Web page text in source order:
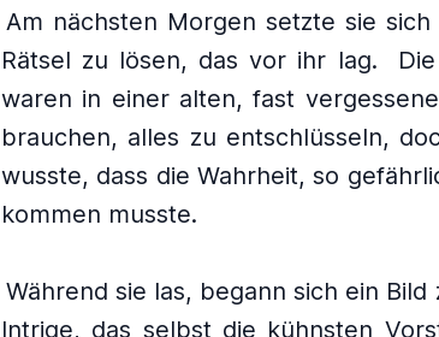
Am nächsten Morgen setzte sie
Rätsel zu lösen, das vor ihr lag.
waren in einer alten, fast
brauchen, alles zu entschlüsseln,
wusste, dass die Wahrheit, so
kommen musste.
Während sie las, begann sich ein
Intrige, das selbst die kühnsten